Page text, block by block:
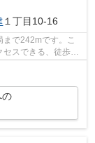
１丁目10-16
で242mです。こ
スできる、徒歩5
の